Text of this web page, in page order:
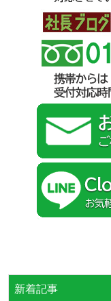
新着記事